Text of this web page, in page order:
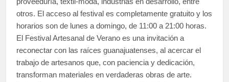
otros. El acceso al festival es completamente gratuito y los
horarios son de lunes a domingo, de 11:00 a 21:00 horas.
El Festival Artesanal de Verano es una invitación a
reconectar con las raíces guanajuatenses, al acercar el
trabajo de artesanos que, con paciencia y dedicación,
transforman materiales en verdaderas obras de arte.